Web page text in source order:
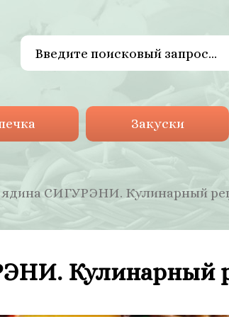
Закуски
СИГУРЭНИ. Кулинарный
Кулинарный